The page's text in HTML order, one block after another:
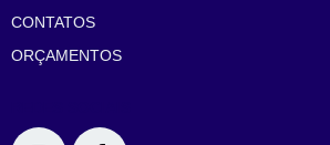
CONTATOS
ORÇAMENTOS